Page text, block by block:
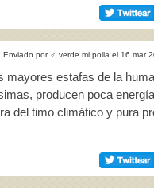
Enviado por ♂ verde mi polla el 16 mar
mayores estafas de la
producen poca
del timo climático y pura